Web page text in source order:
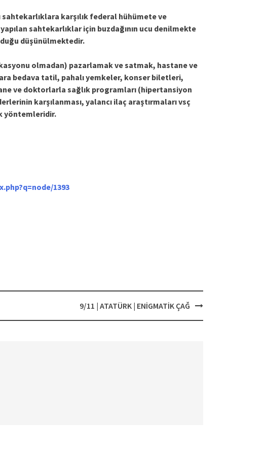
karşılık federal hühümete ve
sahtekarlıklar için buzdağının ucu denilmekte
düşünülmektedir.
olmadan) pazarlamak ve satmak, hastane ve
bedava tatil, pahalı yemkeler, konser biletleri,
ve doktorlarla sağlık programları (hipertansiyon
karşılanması, yalancı ilaç araştırmaları vsç
yöntemleridir.
1393
9/11 | ATATÜRK | ENİGMATİK ÇAĞ